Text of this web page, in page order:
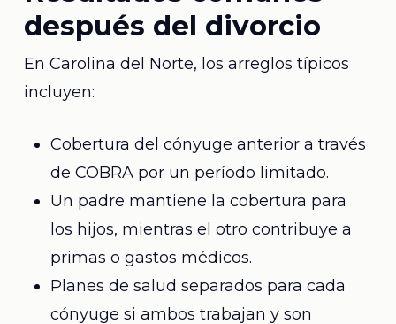
después del divorcio
En Carolina del Norte, los arreglos típicos
incluyen:
Cobertura del cónyuge anterior a través
de COBRA por un período limitado.
Un padre mantiene la cobertura para
los hijos, mientras el otro contribuye a
primas o gastos médicos.
Planes de salud separados para cada
cónyuge si ambos trabajan y son